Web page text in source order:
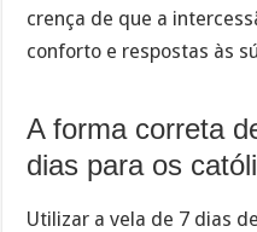
crença de que a
conforto e respostas às
A forma correta
dias para os
Utilizar a vela de 7 dias